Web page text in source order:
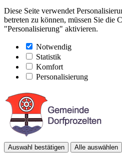
Diese Seite verwendet
betreten zu können, müssen Sie die
"Personalisierung" aktivieren.
Notwendig
Statistik
Komfort
Personalisierung
Auswahl bestätigen Alle auswählen